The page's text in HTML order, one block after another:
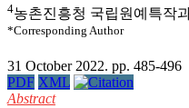
4농촌진흥청 국립원예특작
*Corresponding Author
31 October 2022. pp. 485-496
PDF XML
Abstract